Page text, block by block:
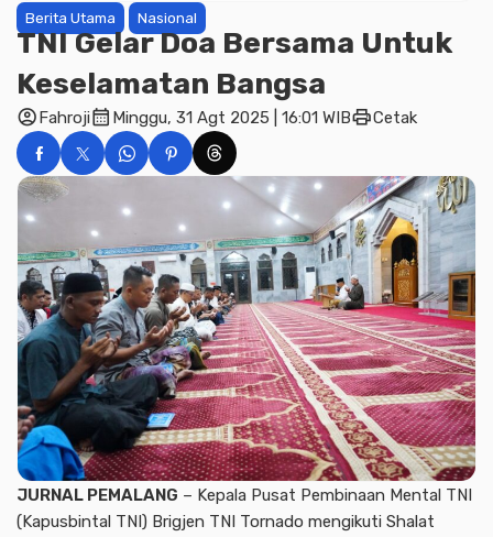
Berita Utama Nasional
TNI Gelar Doa Bersama Untuk
Keselamatan Bangsa
account_circleFahrojicalendar_month Minggu, 31 Agt 2025 | 16:01 WIBprintCetak
JURNAL PEMALANG – Kepala Pusat Pembinaan Mental TNI
(Kapusbintal TNI) Brigjen TNI Tornado mengikuti Shalat